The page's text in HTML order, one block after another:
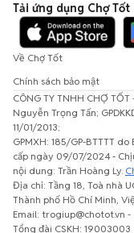
Tải ứng dụng Chợ Tốt
Về Chợ Tốt
Chính sách bảo mật
CÔNG TY TNHH CHỢ
Nguyễn Trọng Tấn;
11/01/2013;
GPMXH: 185/GP-BTTTT
cấp ngày 09/07/2024 -
nội dung: Trần Hoàng Ly.
Địa chỉ: Tầng 18, Toà nhà
Thành phố Hồ Chí Minh,
Email: trogiup@chotot.vn -
Tổng đài CSKH: